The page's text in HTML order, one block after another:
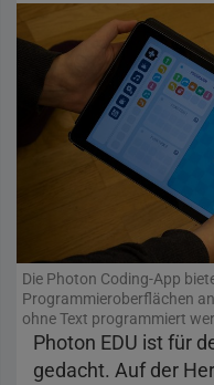
Die Photon Coding-App
Programmieroberflächen
ohne Text programmiert
Photon EDU ist für
gedacht. Auf der